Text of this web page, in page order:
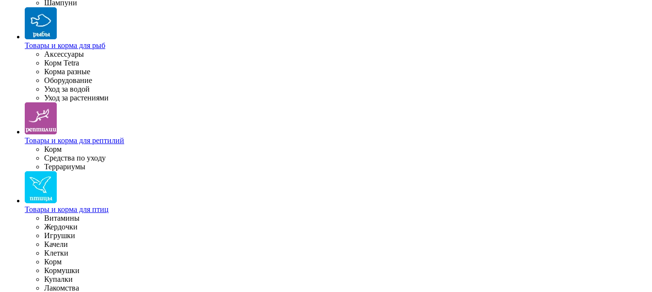
Шампуни
Товары и корма для рыб
Аксессуары
Корм Tetra
Корма разные
Оборудование
Уход за водой
Уход за растениями
Товары и корма для рептилий
Корм
Средства по уходу
Террариумы
Товары и корма для птиц
Витамины
Жердочки
Игрушки
Качели
Клетки
Корм
Кормушки
Купалки
Лакомства